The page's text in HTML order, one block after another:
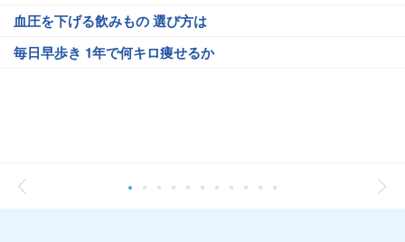
血圧を下げる飲みもの 選び方は
毎日早歩き 1年で何キロ痩せるか